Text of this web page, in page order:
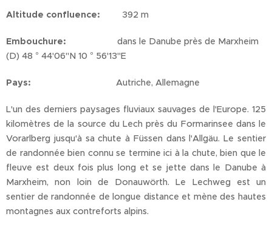
Altitude confluence: 392 m
Embouchure: dans le Danube près de Marxheim
(D) 48 ° 44'06''N 10 ° 56'13''E
Pays: Autriche, Allemagne
L'un des derniers paysages fluviaux sauvages de l'Europe. 125
kilomètres de la source du Lech près du Formarinsee dans le
Vorarlberg jusqu'à sa chute à Füssen dans l'Allgäu. Le sentier
de randonnée bien connu se termine ici à la chute, bien que le
fleuve est deux fois plus long et se jette dans le Danube à
Marxheim, non loin de Donauwörth. Le Lechweg est un
sentier de randonnée de longue distance et mène des hautes
montagnes aux contreforts alpins.